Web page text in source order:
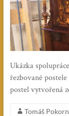
Ukázka
řezbované
postel vytvořená
Tomáš